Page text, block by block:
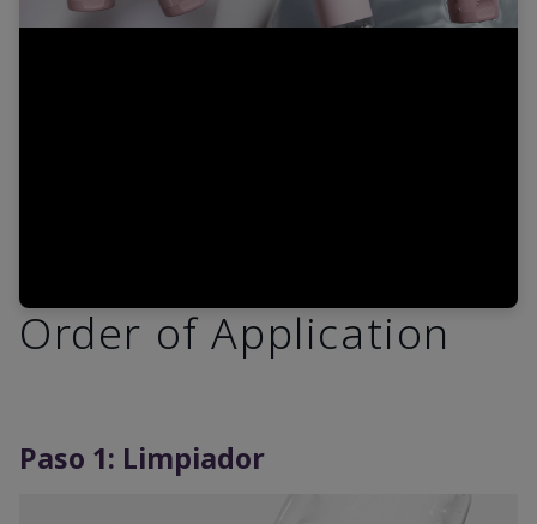
Order of Application
Paso 1: Limpiador